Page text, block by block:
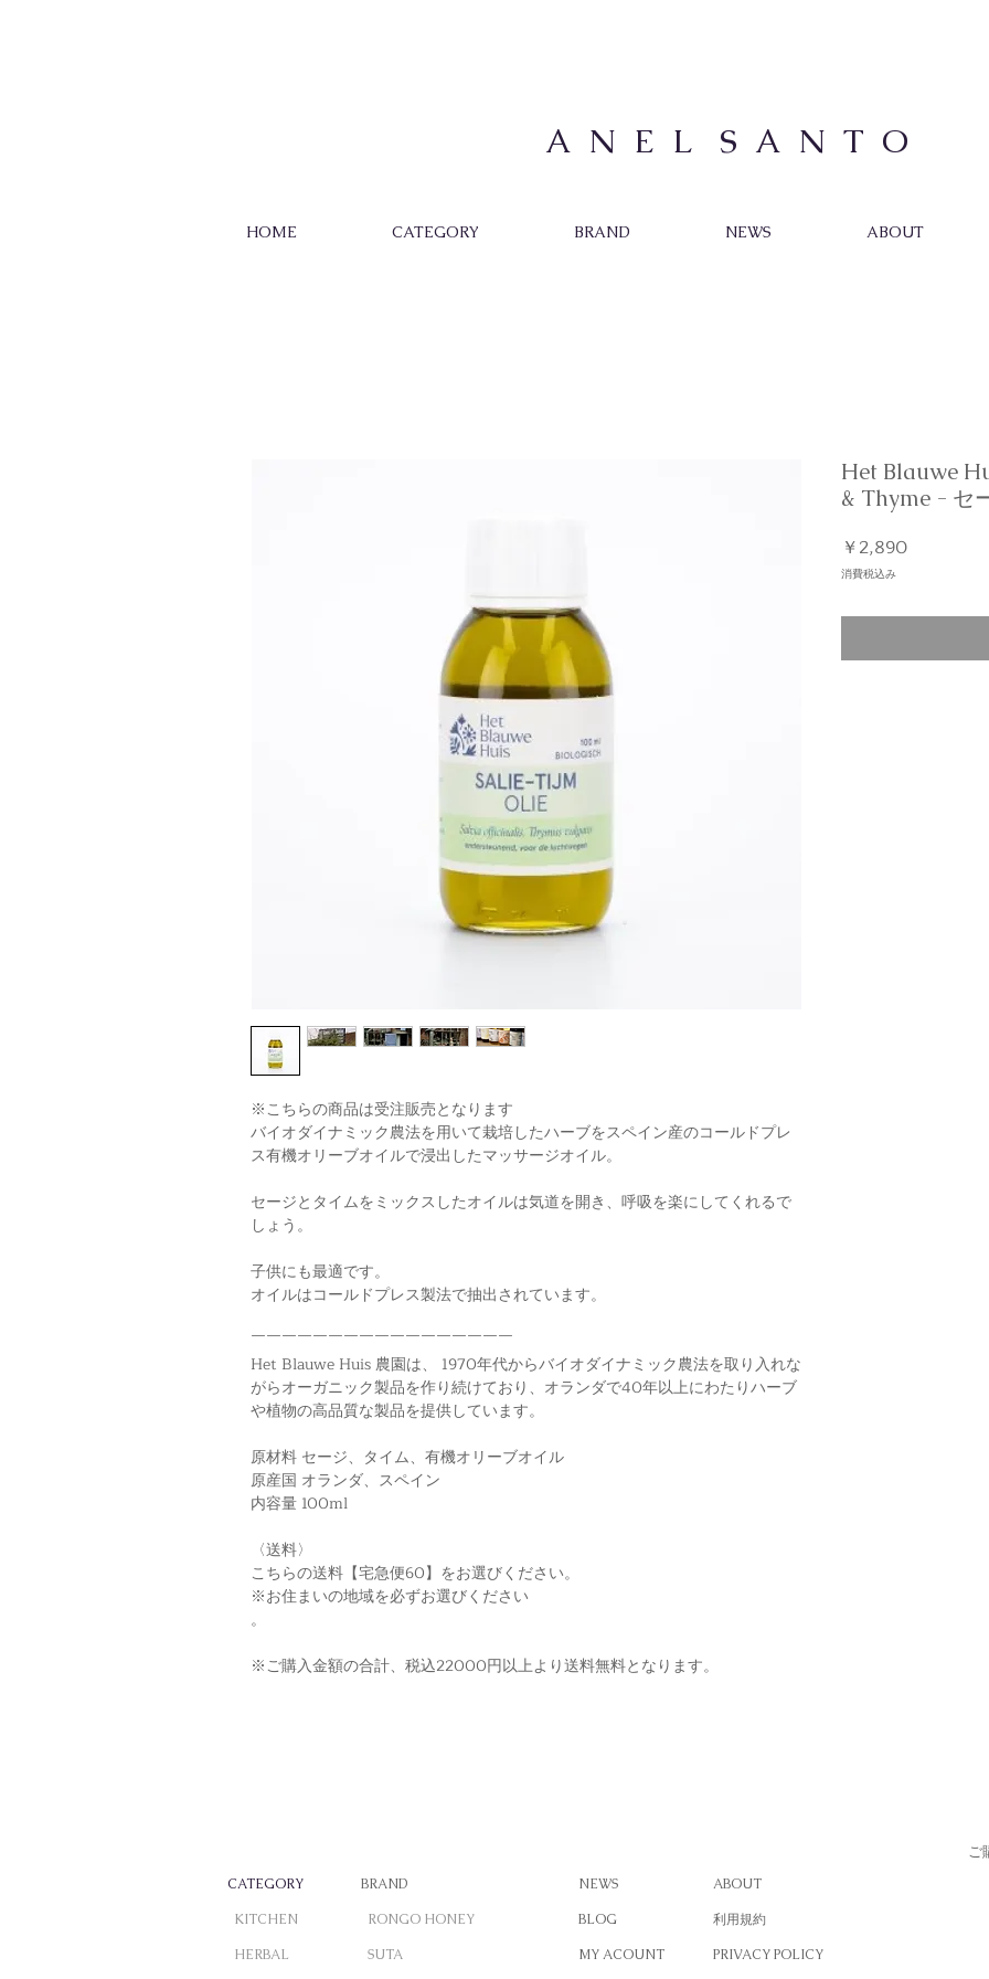
A N E L S A N T O
HOME CATEGORY BRAND NEWS ABOUT
※こちらの商品は受注販売となります
バイオダイナミック農法を用いて栽培したハーブをスペイン産のコールドプレ
ス有機オリーブオイルで浸出したマッサージオイル。
セージとタイムをミックスしたオイルは気道を開き、呼吸を楽にしてくれるで
しょう。
子供にも最適です。
オイルはコールドプレス製法で抽出されています。
￣￣￣￣￣￣￣￣￣￣￣￣￣￣￣￣￣
Het Blauwe Huis 農園は、 1970年代からバイオダイナミック農法を取り入れな
がらオーガニック製品を作り続けており、オランダで40年以上にわたりハーブ
や植物の高品質な製品を提供しています。
原材料 セージ、タイム、有機オリーブオイル
原産国 オランダ、スペイン
内容量 100ml
〈送料〉
こちらの送料【宅急便60】をお選びください。
※お住まいの地域を必ずお選びください
。
※ご購入金額の合計、税込22000円以上より送料無料となります。
Het Blauwe
& Thyme - セ
￥2,890価
消費税込み
ご
CATEGORY
KITCHEN
HERBAL
BRAND
RONGO HONEY
SUTA
NEWS
BLOG
MY ACOUNT
ABOUT
利用規約
PRIVACY POLICY